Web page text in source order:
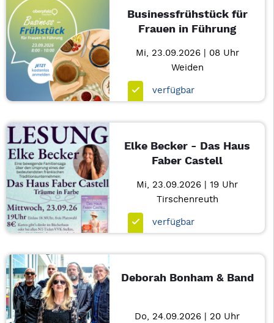
Businessfrühstück für
Frauen in Führung
Mi, 23.09.2026 | 08 Uhr
Weiden
verfügbar
Elke Becker - Das Haus
Faber Castell
Mi, 23.09.2026 | 19 Uhr
Tirschenreuth
verfügbar
Deborah Bonham & Band
Do, 24.09.2026 | 20 Uhr